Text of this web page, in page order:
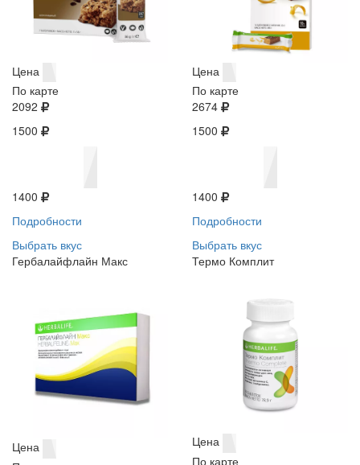
Цена
По карте
2092
1500
1400
Подробности
Выбрать вкус
Цена
По карте
2674
1500
1400
Подробности
Выбрать вкус
Гербалайфлайн Макс
Цена
Термо Комплит
Цена
По карте